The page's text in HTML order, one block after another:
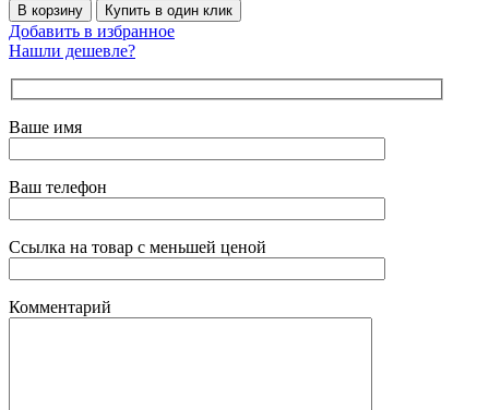
В корзину Купить в один клик
Добавить в избранное
Нашли дешевле?
Ваше имя
Ваш телефон
Ссылка на товар с меньшей ценой
Комментарий